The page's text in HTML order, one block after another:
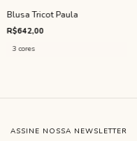
Blusa Tricot Paula
R$642,00
3 cores
ASSINE NOSSA NEWSLETTER